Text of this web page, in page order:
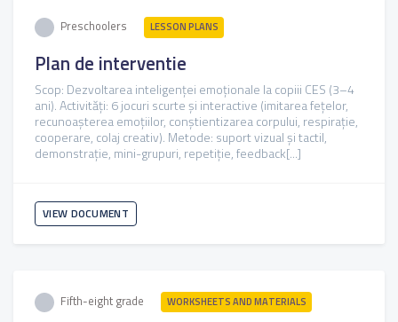
Preschoolers LESSON PLANS
Plan de interventie
Scop: Dezvoltarea inteligenței emoționale la copiii CES (3–4
ani). Activități: 6 jocuri scurte și interactive (imitarea fețelor,
recunoașterea emoțiilor, conștientizarea corpului, respirație,
cooperare, colaj creativ). Metode: suport vizual și tactil,
demonstrație, mini-grupuri, repetiție, feedback[...]
VIEW DOCUMENT
Fifth-eight grade WORKSHEETS AND MATERIALS